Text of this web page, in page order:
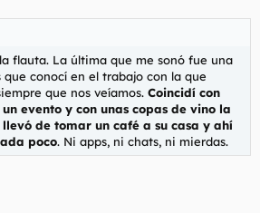
flauta. La última que me sonó fue una
conocí en el trabajo con la que
que nos veíamos. Coincidí con
evento y con unas copas de vino la
de tomar un café a su casa y ahí
poco. Ni apps, ni chats, ni mierdas.